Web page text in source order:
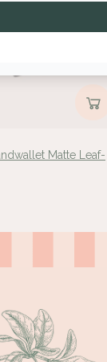
Matte Leaf-